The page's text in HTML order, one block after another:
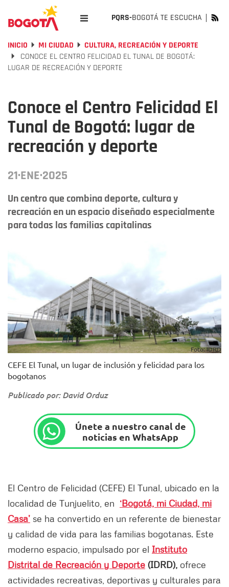
PQRS-BOGOTÁ TE ESCUCHA
INICIO MI CIUDAD
CULTURA, RECREACIÓN Y DEPORTE
CONOCE EL CENTRO FELICIDAD EL TUNAL DE BOGOTÁ:
LUGAR DE RECREACIÓN Y DEPORTE
Conoce el Centro Felicidad El
Tunal de Bogotá: lugar de
recreación y deporte
21·ENE·2025
Un centro que combina deporte, cultura y
recreación en un espacio diseñado especialmente
para todas las familias capitalinas
Foto: IDRD
CEFE El Tunal, un lugar de inclusión y felicidad para los
bogotanos
Publicado por: David Orduz
Únete a nuestro canal de
noticias en WhatsApp
El Centro de Felicidad (CEFE) El Tunal, ubicado en la
localidad de Tunjuelito, en ‘Bogotá, mi Ciudad, mi
Casa’ se ha convertido en un referente de bienestar
y calidad de vida para las familias bogotanas. Este
moderno espacio, impulsado por el Instituto
Distrital de Recreación y Deporte (IDRD), ofrece
actividades recreativas, deportivas y culturales para